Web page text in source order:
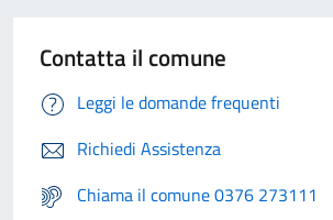
Contatta il comune
Leggi le domande frequenti
Richiedi Assistenza
Chiama il comune 0376 273111